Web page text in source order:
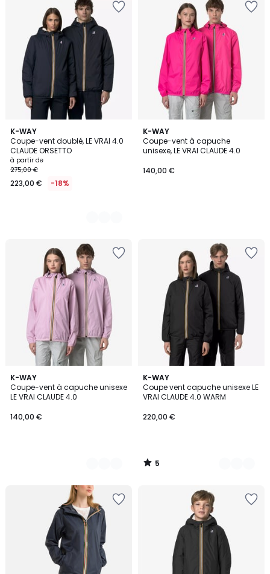
K-WAY
Coupe-vent doublé, LE VRAI 4.0
CLAUDE ORSETTO
à partir de
275,00 €
223,00 € -18%
3
Couleurs
K-WAY
Coupe-vent à capuche
unisexe, LE VRAI CLAUDE 4.0
140,00 €
K-WAY
Coupe-vent à capuche unisexe
LE VRAI CLAUDE 4.0
140,00 €
2
Couleurs
K-WAY
Coupe vent capuche unisexe LE
VRAI CLAUDE 4.0 WARM
220,00 €
5
/
5
3
Couleurs
5
/